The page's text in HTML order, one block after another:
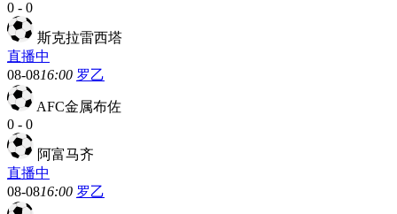
0 - 0
斯克拉雷西塔
直播中
08-0816:00 罗乙
AFC金属布佐
0 - 0
阿富马齐
直播中
08-0816:00 罗乙